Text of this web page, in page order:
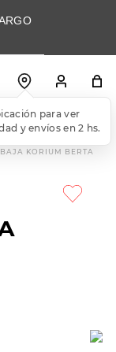
para ver
y envíos en 2 hs.
KORIUM BERTA
MÁS